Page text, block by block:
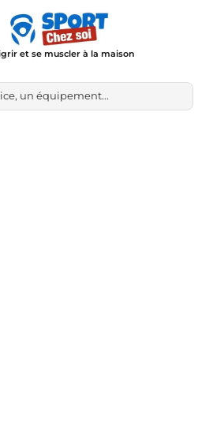
et se muscler à la maison